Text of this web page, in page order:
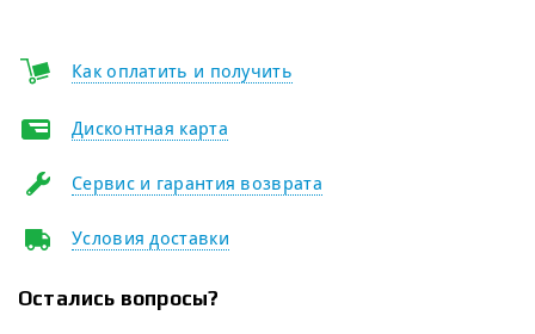
Как оплатить и получить
Дисконтная карта
Сервис и гарантия возврата
Условия доставки
Остались вопросы?